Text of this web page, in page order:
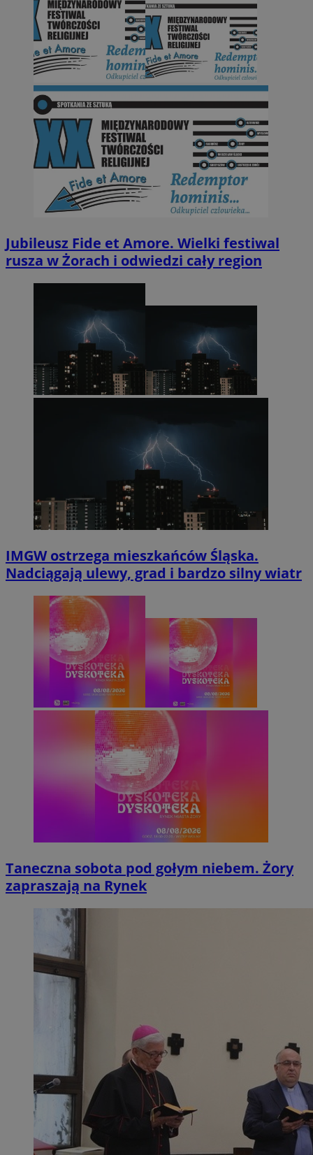
Jubileusz Fide et Amore. Wielki festiwal
rusza w Żorach i odwiedzi cały region
IMGW ostrzega mieszkańców Śląska.
Nadciągają ulewy, grad i bardzo silny wiatr
Taneczna sobota pod gołym niebem. Żory
zapraszają na Rynek